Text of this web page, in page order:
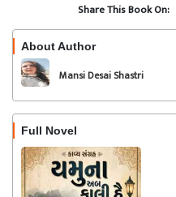
Share This Book On:
About Author
Mansi Desai Shastri
Full Novel